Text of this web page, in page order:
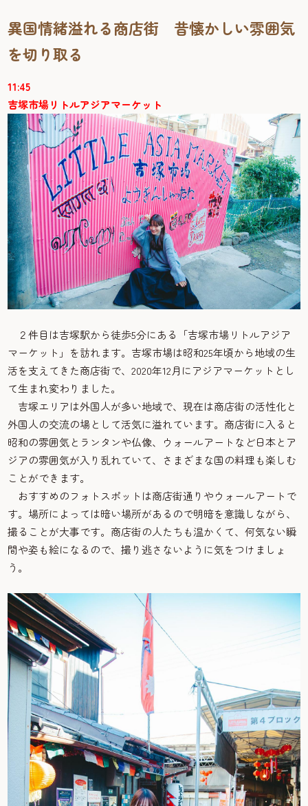
異国情緒溢れる商店街 昔懐かしい雰囲気
を切り取る
11:45
吉塚市場リトルアジアマーケット
２件目は吉塚駅から徒歩5分にある「吉塚市場リトルアジア
マーケット」を訪れます。吉塚市場は昭和25年頃から地域の生
活を支えてきた商店街で、2020年12月にアジアマーケットとし
て生まれ変わりました。
吉塚エリアは外国人が多い地域で、現在は商店街の活性化と
外国人の交流の場として活気に溢れています。商店街に入ると
昭和の雰囲気とランタンや仏像、ウォールアートなど日本とア
ジアの雰囲気が入り乱れていて、さまざまな国の料理も楽しむ
ことができます。
おすすめのフォトスポットは商店街通りやウォールアートで
す。場所によっては暗い場所があるので明暗を意識しながら、
撮ることが大事です。商店街の人たちも温かくて、何気ない瞬
間や姿も絵になるので、撮り逃さないように気をつけましょ
う。